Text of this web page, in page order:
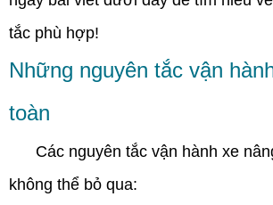
tắc phù hợp!
Những nguyên tắc vận
toàn
Các nguyên tắc vận hành xe
không thể bỏ qua: